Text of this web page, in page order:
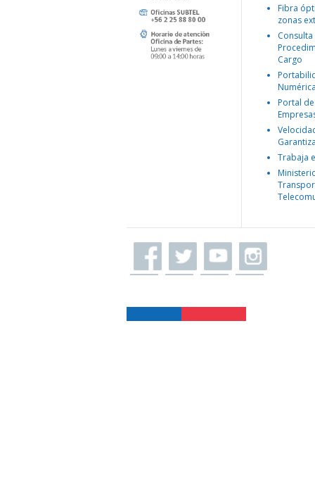
Fibra
zonas
Consulta
Cargo
Portal
Trabaja